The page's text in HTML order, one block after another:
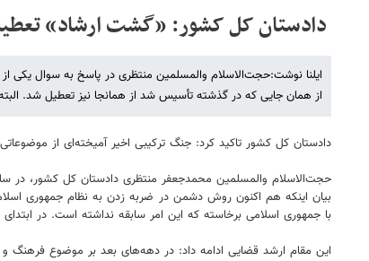
دادستان کل کشور: «گشت ارشاد»
ایلنا نوشت:حجت‌الاسلام والمسلمین منتظری در پاسخ به سوال یکی
از همان جایی که در گذشته تأسیس شد از همانجا نیز تعطیل شد.
دادستان کل کشور تاکید کرد: جنگ ترکیبی اخیر آمیخته‌ای از
حجت‌الاسلام والمسلمین محمدجعفر منتظری دادستان کل کشور، در
بیان اینکه هم اکنون روش دشمن در ضربه زدن به نظام جمهوری
با جمهوری اسلامی برخاسته که این امر سابقه نداشته است. در
این مقام ارشد قضایی ادامه داد: در دهه‌های بعد بر موضوع